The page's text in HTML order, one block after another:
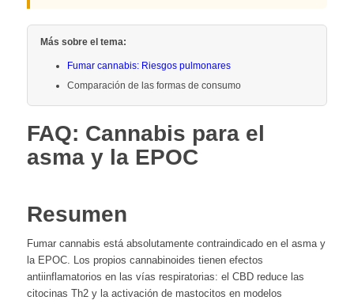
Más sobre el tema:
Fumar cannabis: Riesgos pulmonares
Comparación de las formas de consumo
FAQ: Cannabis para el
asma y la EPOC
Resumen
Fumar cannabis está absolutamente contraindicado en el asma y
la EPOC. Los propios cannabinoides tienen efectos
antiinflamatorios en las vías respiratorias: el CBD reduce las
citocinas Th2 y la activación de mastocitos en modelos